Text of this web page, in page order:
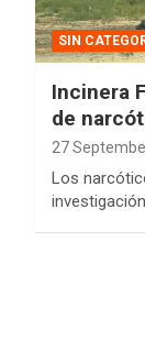
SIN
Incinera
de
27
Los